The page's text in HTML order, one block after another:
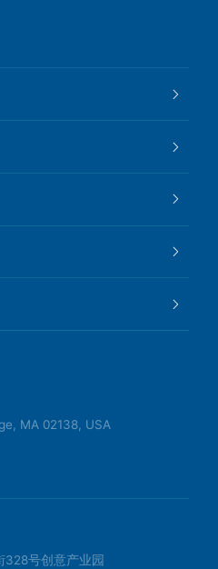
MA 02138, USA
328号创意产业园